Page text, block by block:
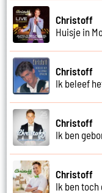
Christoff
Huisje in
Christoff
Ik beleef
Christoff
Ik ben
Christoff
Ik ben toch